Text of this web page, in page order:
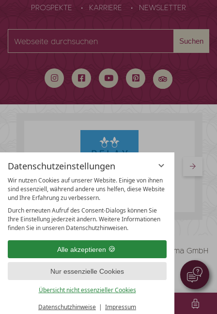
Datenschutzeinstellungen
Wir nutzen Cookies auf unserer Website. Einige von ihnen
sind essenziell, während andere uns helfen, diese Website
und Ihre Erfahrung zu verbessern.
Durch erneuten Aufruf des Consent-Dialogs können Sie
Ihre Einstellung jederzeit ändern. Weitere Informationen
finden Sie in unseren Datenschutzhinweisen.
Alle akzeptieren
Nur essenzielle Cookies
Übersicht nicht essenzieller Cookies
Datenschutzhinweise Impressum
PROSPEKTE
KARRIERE NEWSLETTER
durchsuchen
Suchen
vioma GmbH
Datenschutz
Datenschutzeinstellungen
AGB